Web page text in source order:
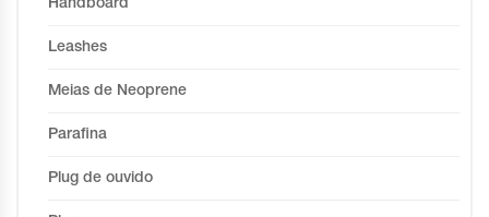
Handboard
Leashes
Meias de Neoprene
Parafina
Plug de ouvido